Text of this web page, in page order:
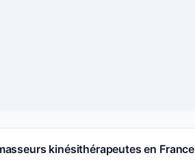
kinésithérapeutes en France